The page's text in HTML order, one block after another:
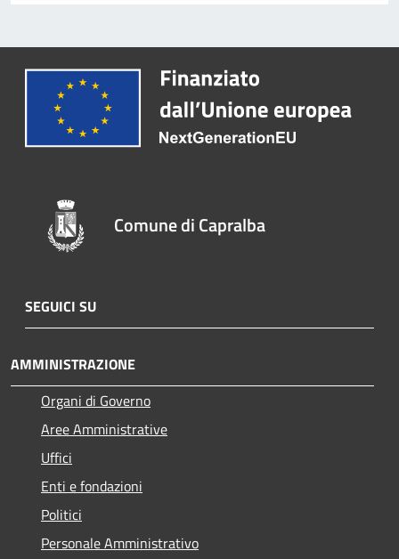
Comune di Capralba
SEGUICI SU
AMMINISTRAZIONE
Organi di Governo
Aree Amministrative
Uffici
Enti e fondazioni
Politici
Personale Amministrativo